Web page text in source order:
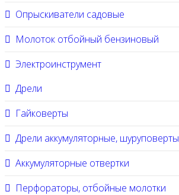
Опрыскиватели садовые
Молоток отбойный бензиновый
Электроинструмент
Дрели
Гайковерты
Дрели аккумуляторные, шуруповерты
Аккумуляторные отвертки
Перфораторы, отбойные молотки